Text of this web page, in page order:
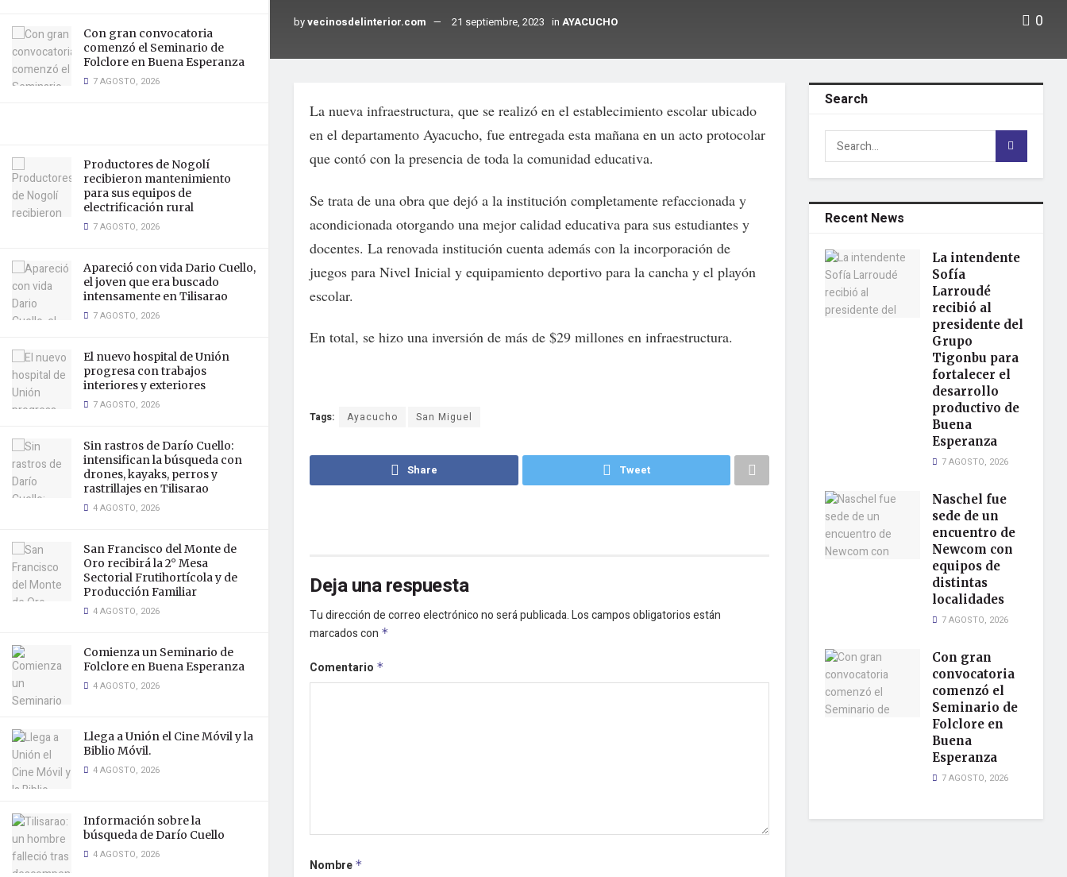
Con gran convocatoria
comenzó el Seminario de
Folclore en Buena Esperanza
7 AGOSTO, 2026
Productores de Nogolí
recibieron mantenimiento
para sus equipos de
electrificación rural
7 AGOSTO, 2026
Apareció con vida Dario Cuello,
el joven que era buscado
intensamente en Tilisarao
7 AGOSTO, 2026
El nuevo hospital de Unión
progresa con trabajos
interiores y exteriores
7 AGOSTO, 2026
Sin rastros de Darío Cuello:
intensifican la búsqueda con
drones, kayaks, perros y
rastrillajes en Tilisarao
4 AGOSTO, 2026
San Francisco del Monte de
Oro recibirá la 2° Mesa
Sectorial Frutihortícola y de
Producción Familiar
4 AGOSTO, 2026
Comienza un Seminario de
Folclore en Buena Esperanza
4 AGOSTO, 2026
Llega a Unión el Cine Móvil y la
Biblio Móvil.
4 AGOSTO, 2026
Información sobre la
búsqueda de Darío Cuello
4 AGOSTO, 2026
byvecinosdelinterior.com 21 septiembre, 2023 in AYACUCHO 0
La nueva infraestructura, que se realizó en el establecimiento escolar ubicado
en el departamento Ayacucho, fue entregada esta mañana en un acto protocolar
que contó con la presencia de toda la comunidad educativa.
Se trata de una obra que dejó a la institución completamente refaccionada y
acondicionada otorgando una mejor calidad educativa para sus estudiantes y
docentes. La renovada institución cuenta además con la incorporación de
juegos para Nivel Inicial y equipamiento deportivo para la cancha y el playón
escolar.
En total, se hizo una inversión de más de $29 millones en infraestructura.
Tags: Ayacucho San Miguel
Share Tweet
Deja una respuesta
Tu dirección de correo electrónico no será publicada.Los campos obligatorios están
marcados con *
Comentario *
Nombre *
Search
Recent News
La intendente
Sofía
Larroudé
recibió al
presidente del
Grupo
Tigonbu para
fortalecer el
desarrollo
productivo de
Buena
Esperanza
7 AGOSTO, 2026
Naschel fue
sede de un
encuentro de
Newcom con
equipos de
distintas
localidades
7 AGOSTO, 2026
Con gran
convocatoria
comenzó el
Seminario de
Folclore en
Buena
Esperanza
7 AGOSTO, 2026